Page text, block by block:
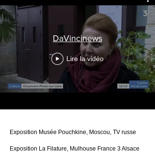
DaVincinews
Lire la vidéo
Exposition Musée Pouchkine, Moscou, TV russe
Exposition La Filature, Mulhouse France 3 Alsace